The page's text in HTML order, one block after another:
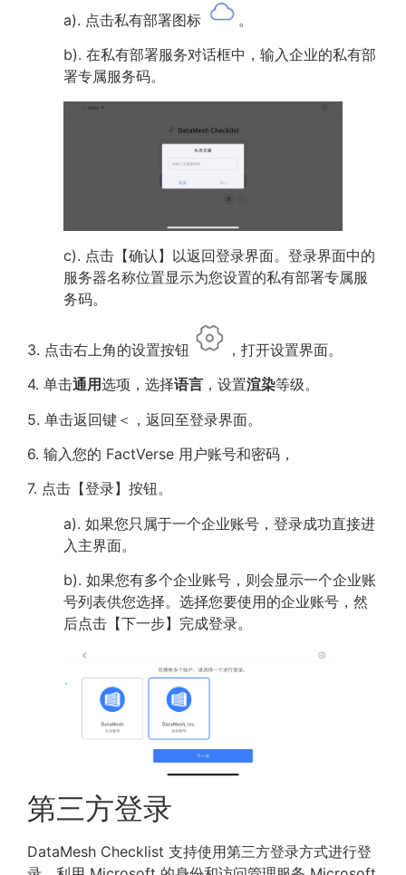
a). 点击私有部署图标
。
b). 在私有部署服务对话框中，输入企业的私有部
署专属服务码。
c). 点击【确认】以返回登录界面。登录界面中的
服务器名称位置显示为您设置的私有部署专属服
务码。
3. 点击右上角的设置按钮
，打开设置界面。
4. 单击通用选项，选择语言 ，设置渲染等级。
5. 单击返回键＜，返回至登录界面。
6. 输入您的 FactVerse 用户账号和密码，
7. 点击【登录】按钮。
a). 如果您只属于一个企业账号，登录成功直接进
入主界面。
b). 如果您有多个企业账号，则会显示一个企业账
号列表供您选择。选择您要使用的企业账号，然
后点击【下一步】完成登录。
第三方登录
DataMesh Checklist 支持使用第三方登录方式进行登